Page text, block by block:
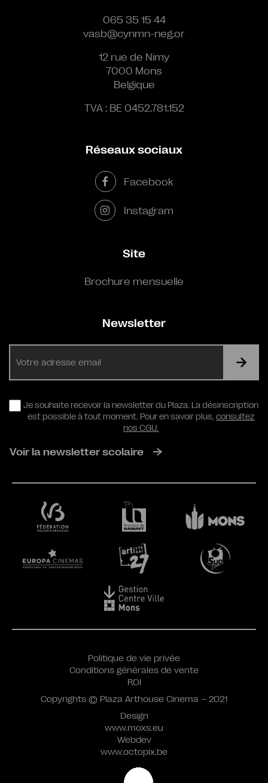
065 35 15 44
vasb@cynmn-neg.or
12 rue de Nimy
7000 Mons
Belgique
TVA : BE 0452.781.152
Réseaux sociaux
Facebook
Instagram
Site
Brochure mensuelle
Newsletter
RGPD
Je souhaite recevoir la newsletter du Plaza. La désinscription
est possible à tout moment. Pour en savoir plus,consultez
nos CGU.
Voir la newsletter scolaire
Design
www.moxs.eu
Webdev
www.octopix.be
Politique de vie privée
Conditions générales de vente
ROI
Copyrights © Plaza Arthouse Cinema – 2021